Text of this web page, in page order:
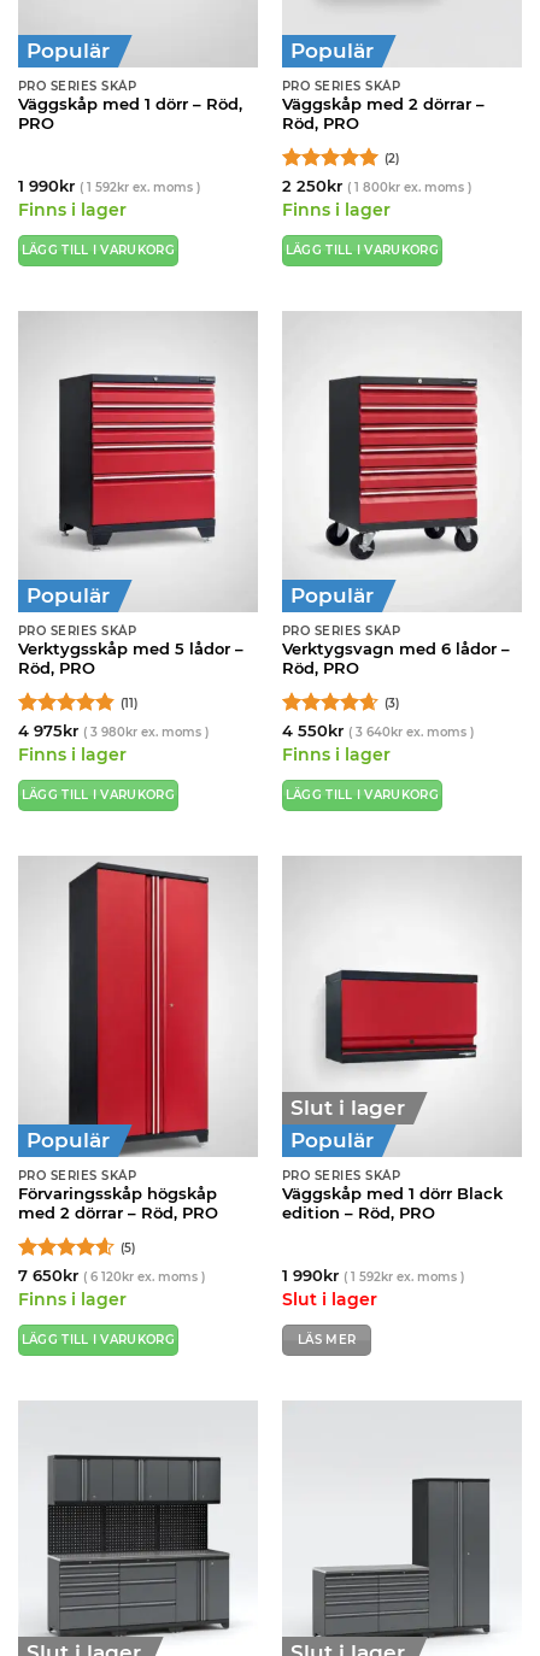
Populär
PRO SERIES SKÅP
Väggskåp med 1 dörr – Röd,
PRO
1 990kr ( 1 592krex. moms )
Finns i lager
LÄGG TILL I VARUKORG
Populär
PRO SERIES SKÅP
Väggskåp med 2 dörrar –
Röd, PRO
Betygsatt 5
av 5
(2)
2 250kr ( 1 800krex. moms )
Finns i lager
LÄGG TILL I VARUKORG
Populär
PRO SERIES SKÅP
Verktygsskåp med 5 lådor –
Röd, PRO
Betygsatt
4.82av 5
(11)
4 975kr ( 3 980krex. moms )
Finns i lager
LÄGG TILL I VARUKORG
Populär
PRO SERIES SKÅP
Verktygsvagn med 6 lådor –
Röd, PRO
Betygsatt
4.67av 5
(3)
4 550kr ( 3 640krex. moms )
Finns i lager
LÄGG TILL I VARUKORG
Populär
PRO SERIES SKÅP
Förvaringsskåp högskåp
med 2 dörrar – Röd, PRO
Betygsatt
4.6av 5
(5)
7 650kr ( 6 120krex. moms )
Finns i lager
LÄGG TILL I VARUKORG
Slut i lager
Populär
PRO SERIES SKÅP
Väggskåp med 1 dörr Black
edition – Röd, PRO
1 990kr ( 1 592krex. moms )
Slut i lager
LÄS MER